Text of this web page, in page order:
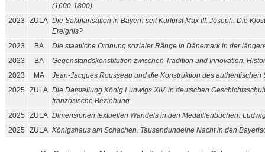
(1600-1800)
2023
ZULA Die Säkularisation in Bayern seit Kurfürst Max III. Joseph. Die
Ereignis?
2023
BA
Die staatliche Ordnung sozialer Ränge in Dänemark in der
2023
BA
Gegenstandskonstitution zwischen Tradition und Innovation.
2023
MA
Jean-Jacques Rousseau und die Konstruktion des authentischen
2025
ZULA Die Darstellung König Ludwigs XIV. in deutschen
französische Beziehung
2025
ZULA Dimensionen textuellen Wandels in den Medaillenbüchern
2025
ZULA Königshaus am Schachen. Tausendundeine Nacht in den